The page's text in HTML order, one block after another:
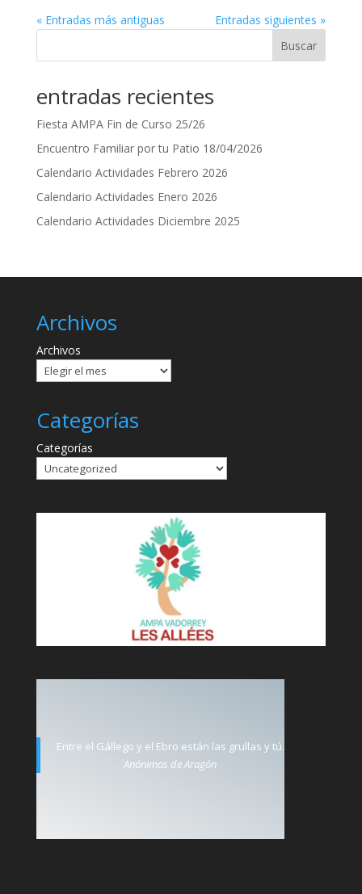
« Entradas más antiguas
Entradas siguientes »
Buscar
entradas recientes
Fiesta AMPA Fin de Curso 25/26
Encuentro Familiar por tu Patio 18/04/2026
Calendario Actividades Febrero 2026
Calendario Actividades Enero 2026
Calendario Actividades Diciembre 2025
Archivos
Archivos
Categorías
Categorías
Entre el Gállego y el Ebro están las grullas y tú.
Anónimas de Aragón